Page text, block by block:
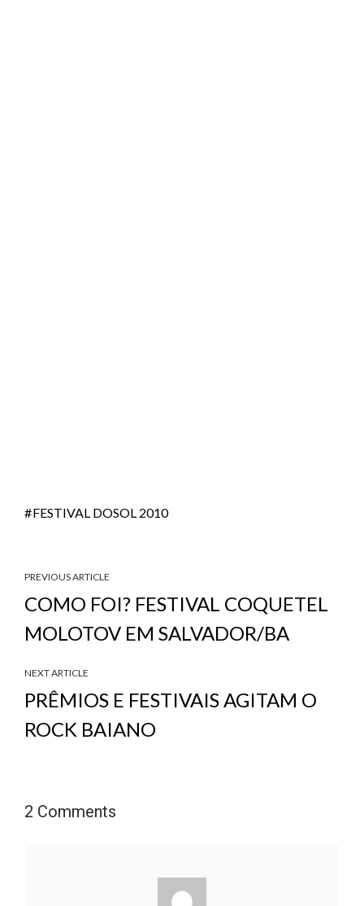
FESTIVAL DOSOL 2010
PREVIOUS ARTICLE
COMO FOI? FESTIVAL COQUETEL
MOLOTOV EM SALVADOR/BA
NEXT ARTICLE
PRÊMIOS E FESTIVAIS AGITAM O
ROCK BAIANO
2 Comments